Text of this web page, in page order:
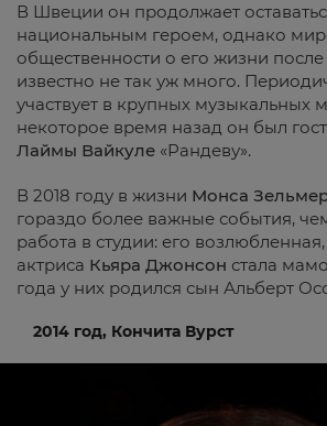
В Швеции он продолжает
национальным героем, однако
общественности о его жизни
известно не так уж много.
участвует в крупных музыкальных
некоторое время назад он был
Лаймы Вайкуле «Рандеву».
В 2018 году в жизни Монса
гораздо более важные события,
работа в студии: его
актриса Кьяра Джонсон стала
года у них родился сын Альберт
2014 год, Кончита Вурст